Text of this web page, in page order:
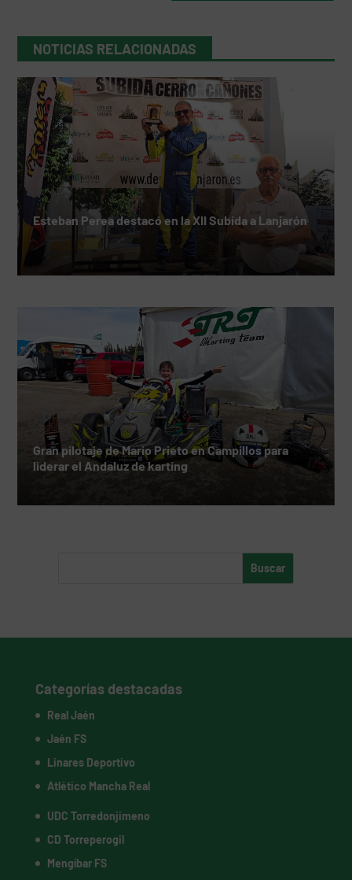
NOTICIAS RELACIONADAS
Esteban Perea destacó en la XII Subida a Lanjarón
Gran pilotaje de Mario Prieto en Campillos para
liderar el Andaluz de karting
Categorías destacadas
Real Jaén
Jaén FS
Linares Deportivo
Atlético Mancha Real
UDC Torredonjimeno
CD Torreperogil
Mengíbar FS